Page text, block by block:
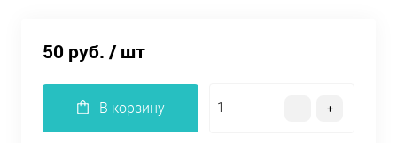
50 руб. / шт
В корзину